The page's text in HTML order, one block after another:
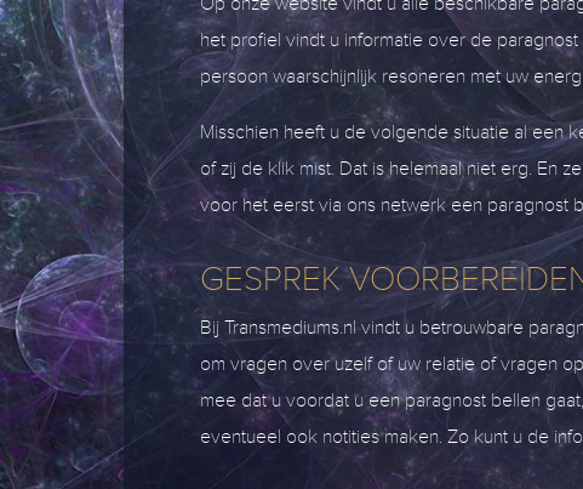
het profiel vindt u informatie over de
persoon waarschijnlijk resoneren met uw
Misschien heeft u de volgende situatie al een
of zij de klik mist. Dat is helemaal niet erg. En
voor het eerst via ons netwerk een paragnost
GESPREK
Bij Transmediums.nl vindt u betrouwbare
om vragen over uzelf of uw relatie of vragen
mee dat u voordat u een paragnost bellen
eventueel ook notities maken. Zo kunt u de